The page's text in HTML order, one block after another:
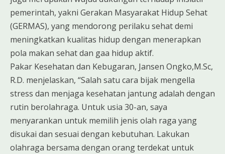
pemerintah, yakni Gerakan Masyarakat Hidup Sehat
(GERMAS), yang mendorong perilaku sehat demi
meningkatkan kualitas hidup dengan menerapkan
pola makan sehat dan gaa hidup aktif.
Pakar Kesehatan dan Kebugaran, Jansen Ongko,M.Sc,
R.D. menjelaskan, “Salah satu cara bijak mengella
stress dan menjaga kesehatan jantung adalah dengan
rutin berolahraga. Untuk usia 30-an, saya
menyarankan untuk memilih jenis olah raga yang
disukai dan sesuai dengan kebutuhan. Lakukan
olahraga bersama dengan orang terdekat untuk